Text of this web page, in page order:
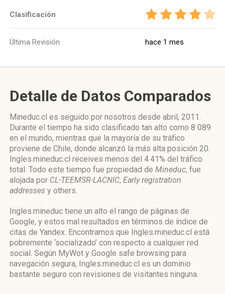
Clasificación
Última Revisión hace 1 mes
Detalle de Datos Comparados
Mineduc.cl es seguido por nosotros desde abril, 2011.
Durante el tiempo ha sido clasificado tan alto como 8 089
en el mundo, mientras que la mayoría de su tráfico
proviene de Chile, donde alcanzó la más alta posición 20.
Ingles.mineduc.cl receives menos del 4.41% del tráfico
total. Todo este tiempo fue propiedad de Mineduc, fue
alojada por CL-TEEMSR-LACNIC, Early registration
addresses y others.
Ingles.mineduc tiene un alto el rango de páginas de
Google, y estos mal resultados en términos de índice de
citas de Yandex. Encontramos que Ingles.mineduc.cl está
pobremente ‘socializado’ con respecto a cualquier red
social. Según MyWot y Google safe browsing para
navegación segura, Ingles.mineduc.cl es un dominio
bastante seguro con revisiones de visitantes ninguna.